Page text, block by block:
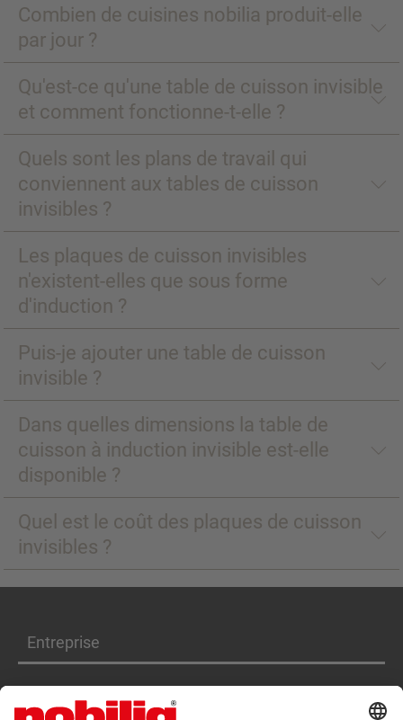
Combien de cuisines nobilia produit-elle
par jour ?
Qu'est-ce qu'une table de cuisson invisible
et comment fonctionne-t-elle ?
Quels sont les plans de travail qui
conviennent aux tables de cuisson
invisibles ?
Les plaques de cuisson invisibles
n'existent-elles que sous forme
d'induction ?
Puis-je ajouter une table de cuisson
invisible ?
Dans quelles dimensions la table de
cuisson à induction invisible est-elle
disponible ?
Quel est le coût des plaques de cuisson
invisibles ?
Entreprise
Produits